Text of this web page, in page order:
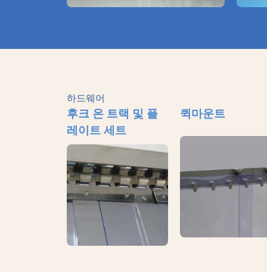
하드웨어
후크 온 트랙 및 플
레이트 세트
퀵마운트